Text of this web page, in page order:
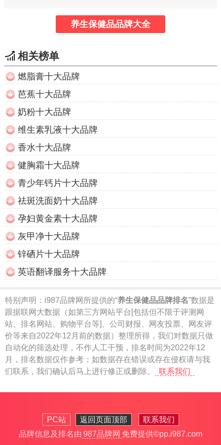
养生保健品品牌大全
相关榜单
燃脂膏十大品牌
芭蕉十大品牌
奶粉十大品牌
维生素乳液十大品牌
香水十大品牌
健胸霜十大品牌
青少年钙片十大品牌
祛斑洗面奶十大品牌
孕妇黄金素十大品牌
灰甲净十大品牌
锌硒片十大品牌
英语翻译服务十大品牌
特别声明： i987品牌网所提供的“养生保健品品牌排名”数据是
跟据联网大数据（如第三方网站平台[包括但不限于评测网
站、排名网站、购物平台等]、公司财报、网友投票、网友评
价等来自2022年12月前的数据）整理所得，我们对数据只做
自动化的筛选处理，不作人工干预，排名时间为2022年12
月，排名数据仅作参考；如数据存在错误或存在侵权请与我
们联系，我们确认后马上进行修正或删除。
联系我们
PC站 返回页面顶部
联系我们
品牌信息及排名由 987品牌网 免费提供©pp.i987.com